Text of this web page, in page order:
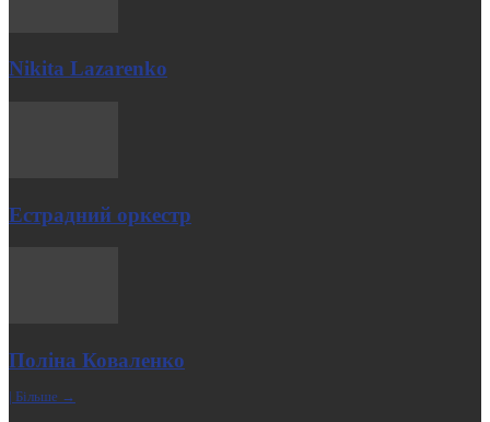
Nikita Lazarenko
Естрадний оркестр
Поліна Коваленко
| Більше →